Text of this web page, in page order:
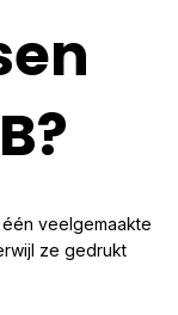
veelgemaakte
ze gedrukt